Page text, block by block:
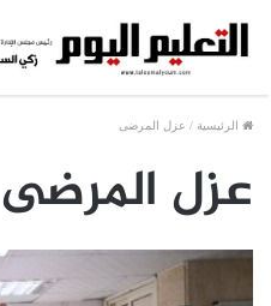
الرئيسية / عزل المرضى
عزل المرضى